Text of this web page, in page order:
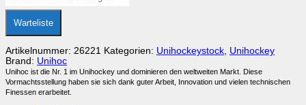
Warteliste
Artikelnummer: 26221 Kategorien: Unihockeystock Unihockey
Brand: Unihoc
Unihoc ist die Nr. 1 im Unihockey und dominieren den weltweiten Markt. Diese
Vormachtsstellung haben sie sich dank guter Arbeit, Innovation und vielen technischen
Finessen erarbeitet.